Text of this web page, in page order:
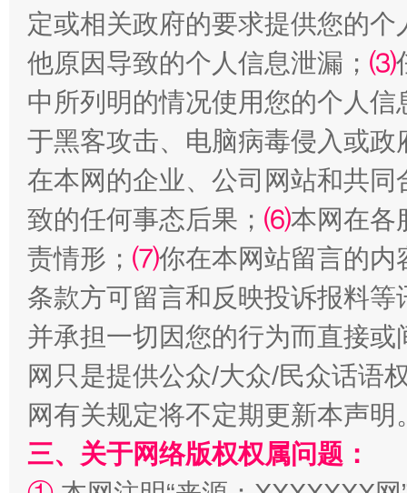
揭批美国五大"原罪" "炒
解纷+调解+退费，一次搞定
定或相关政府的要求提供您的个
他原因导致的个人信息泄漏； ⑶
中所列明的情况使用您的个人
于黑客攻击、电脑病毒侵入或
在本网的企业、公司网站和共
致的任何事态后果； ⑹本网在各
责情形； ⑺你在本网站留言的内
条款方可留言和反映投诉报料
并承担一切因您的行为而直接
网只是提供公众/大众/民众话语
网有关规定将不定期更新本声明
三、关于网络版权权属问题：